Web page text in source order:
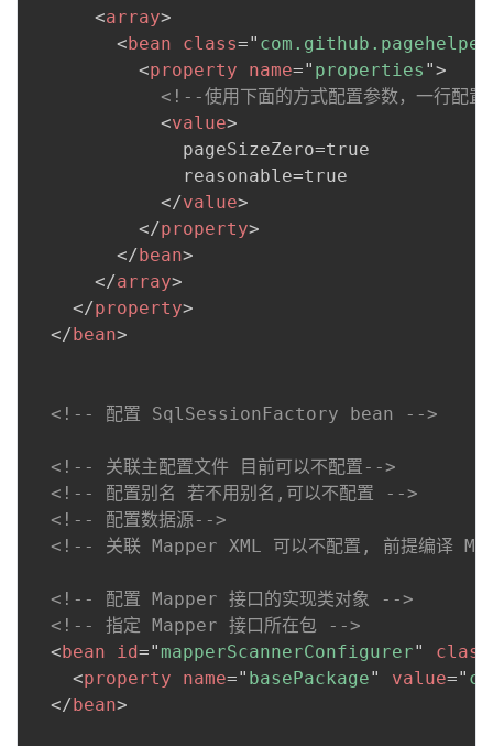
<array>
< bean class="
<property name=" properties ">
<!--使用下面的方式配置参数，一行配
<value>
              pageSizeZero=true
              reasonable=true
</value>
</property>
</ bean>
</array>
</property>
</ bean>
<!-- 配置 SqlSessionFactory bean -->
<!-- 关联主配置文件 目前可以不配置-->
<!-- 配置别名 若不用别名,可以不配置 -->
<!-- 配置数据源-->
<!-- 关联 Mapper XML 可以不配置, 前提编译
<!-- 配置 Mapper 接口的实现类对象 -->
<!-- 指定 Mapper 接口所在包 -->
< bean id=" mapperScannerConfigurer" class
<property name=" basePackage" value="
</ bean>